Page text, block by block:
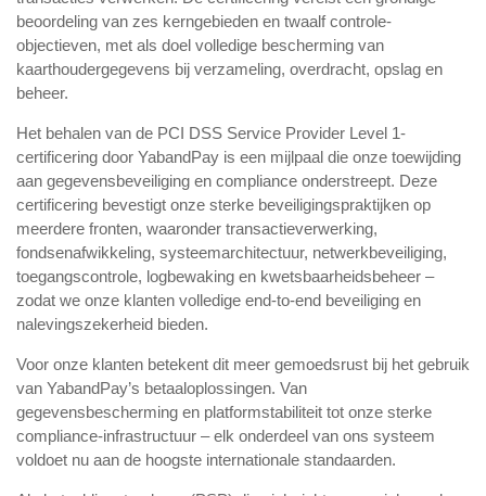
beoordeling van zes kerngebieden en twaalf controle-
objectieven, met als doel volledige bescherming van
kaarthoudergegevens bij verzameling, overdracht, opslag en
beheer.
Het behalen van de PCI DSS Service Provider Level 1-
certificering door YabandPay is een mijlpaal die onze toewijding
aan gegevensbeveiliging en compliance onderstreept. Deze
certificering bevestigt onze sterke beveiligingspraktijken op
meerdere fronten, waaronder transactieverwerking,
fondsenafwikkeling, systeemarchitectuur, netwerkbeveiliging,
toegangscontrole, logbewaking en kwetsbaarheidsbeheer –
zodat we onze klanten volledige end-to-end beveiliging en
nalevingszekerheid bieden.
Voor onze klanten betekent dit meer gemoedsrust bij het gebruik
van YabandPay’s betaaloplossingen. Van
gegevensbescherming en platformstabiliteit tot onze sterke
compliance-infrastructuur – elk onderdeel van ons systeem
voldoet nu aan de hoogste internationale standaarden.